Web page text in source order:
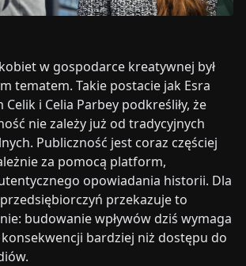
w gospodarce kreatywnej był
tematem. Takie postacie jak Esra
Celik i Celia Parbey podkreśliły, że
nie zależy już od tradycyjnych
Publiczność jest coraz częściej
za pomocą platform,
opowiadania historii. Dla
przekazuje to
budowanie wpływów dziś wymaga
bardziej niż dostępu do